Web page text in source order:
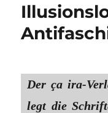
Der ça ira-
legt die